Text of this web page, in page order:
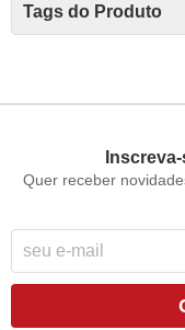
Tags do Produto
Quer receber